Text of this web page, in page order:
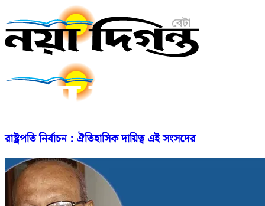
রাষ্ট্রপতি নির্বাচন : ঐতিহাসিক দায়িত্ব এই সংসদের